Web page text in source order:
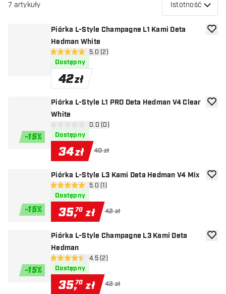
7 artykuły Istotność
Piórka L-Style Champagne L1 Kami Deta
Hedman White
otwórz panel recenzji
5 gwiazdki oceny5.0 (2)
Dostępny
42zł
-15%
Piórka L-Style L1 PRO Deta Hedman V4 Clear
White
otwórz panel recenzji
0 gwiazdki oceny0.0 (0)
Dostępny
34zł 40 zł
-15%
Piórka L-Style L3 Kami Deta Hedman V4 Mix
otwórz panel recenzji
5 gwiazdki oceny
5.0 (1)
Dostępny
35,70 zł 42 zł
-15%
Piórka L-Style Champagne L3 Kami Deta
Hedman
otwórz panel recenzji
4.5 gwiazdki oceny
4.5 (2)
Dostępny
35,70 zł 42 zł